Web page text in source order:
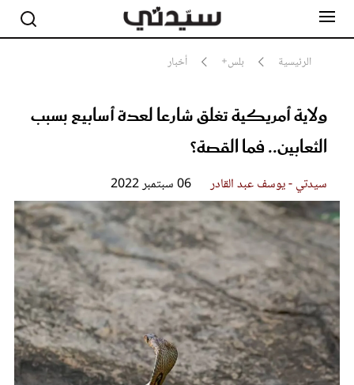
الرئيسية بلس+ أخبار
ولاية أمريكية تغلق شارعا لعدة أسابيع بسبب
الثعابين.. فما القصة؟
سيدتي - يوسف عبد القادر 06 سبتمبر 2022
مشاهير
جمال
سيدتي وطفلك
لايف ستايل
بلس+
فيديو
مطبخ سيدتي
مقالات الرأي
ستايل
تقارير
عروس سيدتي